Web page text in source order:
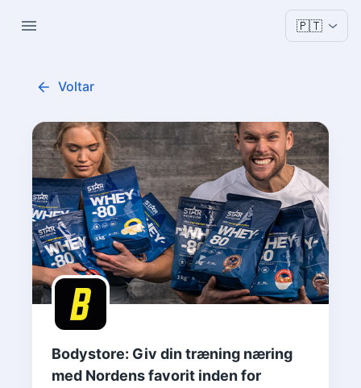
🇵🇹
Voltar
Bodystore: Giv din træning næring
med Nordens favorit inden for